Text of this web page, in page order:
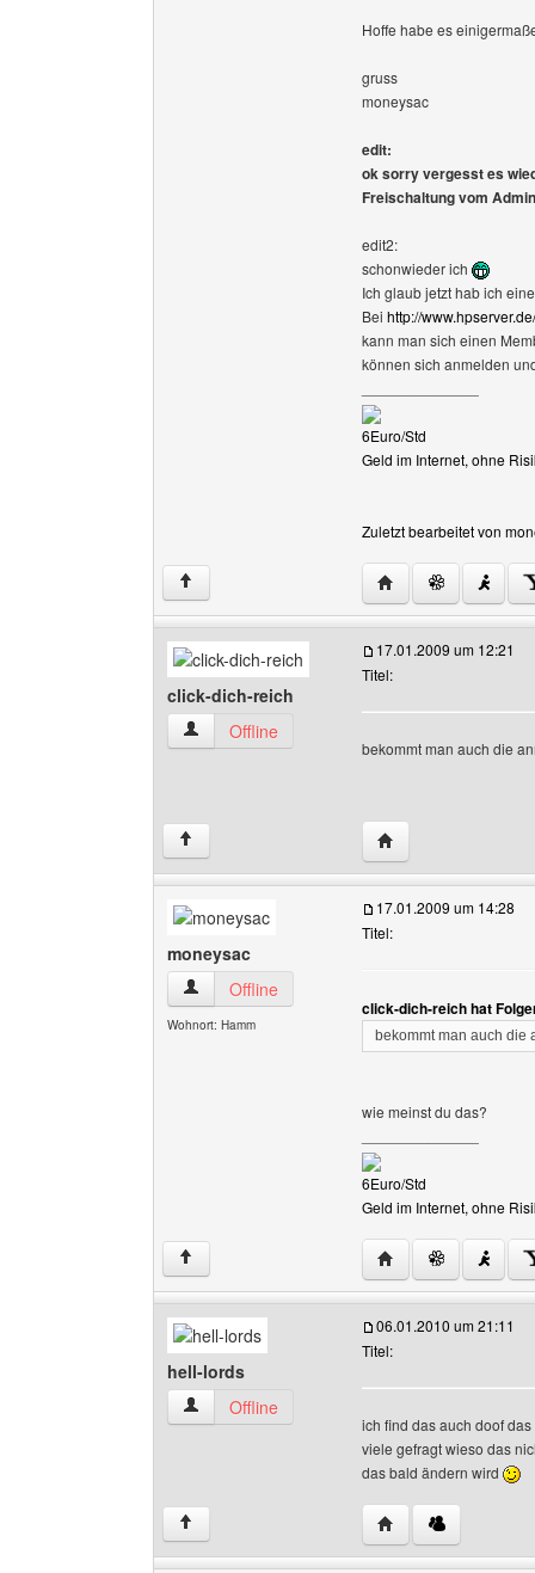
Hoffe habe es
gruss
moneysac
edit:
ok sorry vergesst es
Freischaltung vom
edit2:
schonwieder ich
Ich glaub jetzt hab ich
Bei http://www.hpserver.de/
kann man sich einen
können sich anmelden
6Euro/Std
Geld im Internet, ohne
Zuletzt bearbeitet von
↑ Website dieses
click-dich-reich
click-dich-reich Benutzer-Profile anzeigen
Offline
17.01.2009 um 12:21
Titel:
bekommt man auch die
↑ Website dieses
moneysac
moneysac Benutzer-Profile anzeigen
Offline
Wohnort: Hamm
17.01.2009 um 14:28
Titel:
click-dich-reich hat
bekommt man auch die
wie meinst du das?
6Euro/Std
Geld im Internet, ohne
↑ Website dieses
hell-lords
hell-lords Benutzer-Profile anzeigen
Offline
06.01.2010 um 21:11
Titel:
ich find das auch doof
viele gefragt wieso das
das bald ändern wird
↑ Website dieses